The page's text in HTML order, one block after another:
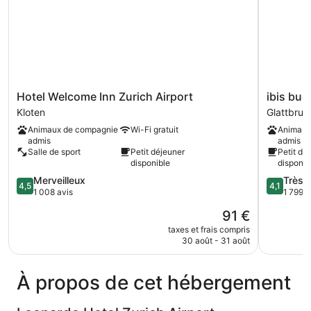
Hotel
Welcome
Inn
Zurich
Airport
Kloten
Hotel Welcome Inn Zurich Airport
Kloten
Animaux de compagnie
admis
Wi-Fi gratuit
Salle de sport
Petit déjeuner
disponible
4.5
sur
4,5 Merveilleux
1 008 avis
Le
nouveau
prix
91 €
taxes et frais compris
30 août - 31 août
ibis
budget
Zurich
Airport
ibis
admis
Petit
4.1
sur
4,1 Très
1 799
À propos de cet hébergement